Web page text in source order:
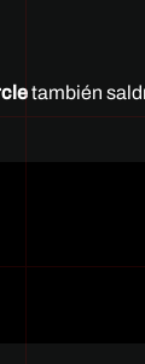
también